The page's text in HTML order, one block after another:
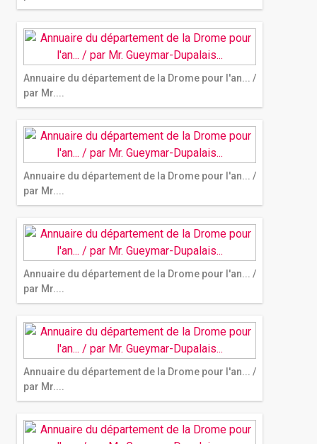
Annuaire du département de la Drome pour l'an... /
par Mr....
Annuaire du département de la Drome pour l'an... /
par Mr....
Annuaire du département de la Drome pour l'an... /
par Mr....
Annuaire du département de la Drome pour l'an... /
par Mr....